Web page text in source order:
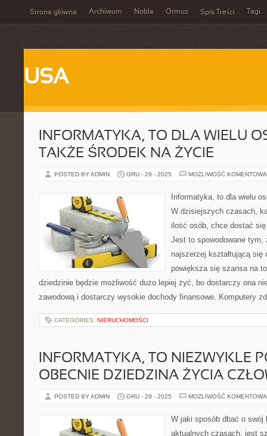
Strona główna Archiwum Nobla Ormuz Spis Treści Tagi
USA
INFORMATYKA, TO DLA WIELU
TAKŻE ŚRODEK NA ŻYCIE
POSTED BY ADMIN GRU - 29 - 2025 MOŻLIWOŚĆ
Informatyka, to dla wielu
W dzisiejszych czasach,
ilość osób, chce dostać
Jest to spowodowane
najszerzej kształtującą
powiększa się szansa na
dziedzinie będzie możliwość dużo lepiej żyć, bo dostarczy ona
zawodową i dostarczy wysokie dochody finansowe. Komputery
CATEGORIES: NIERUCHOMOŚCI
INFORMATYKA, TO NIEZWYKLE
OBECNIE DZIEDZINA ŻYCIA
POSTED BY ADMIN GRU - 29 - 2025 MOŻLIWOŚĆ
W jaki sposób dbać o swój
aktualnych czasach, jest